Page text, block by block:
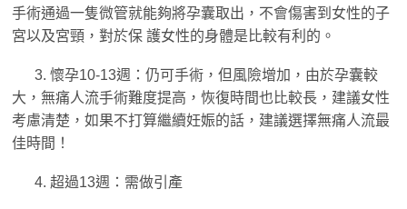
手術通過一隻微管就能夠將孕囊取出，不會傷害到女性的子
宮以及宮頸，對於保 護女性的身體是比較有利的。
3. 懷孕10-13週：仍可手術，但風險增加，由於孕囊較
大，無痛人流手術難度提高，恢復時間也比較長，建議女性
考慮清楚，如果不打算繼續妊娠的話，建議選擇無痛人流最
佳時間！
4. 超過13週：需做引產